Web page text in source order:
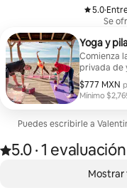
5.0
, ·
Se
Yoga y
Comienza
privada de
de que empiece
o unas
moverse,
se
puede
meditación
memorable. Apto para principiantes. Se
toalla de
$777 MXN
$777 MXN
Mínimo
,
Puedes escribirle a
Calificación de 5.0 estrellas
5.0
, ·1 evaluación
Mostrando 0 de 0
Mostrar